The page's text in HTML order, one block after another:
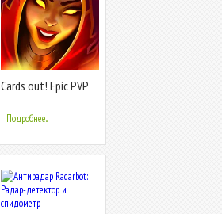
Cards out! Epic PVP
Подробнее...